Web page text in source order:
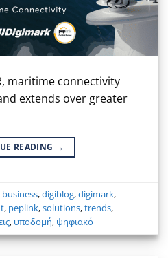
maritime connectivity
extends over greater
READING →
business,digiblog,digimark,
, peplink,solutions,trends,
, υποδομή, ψηφιακό